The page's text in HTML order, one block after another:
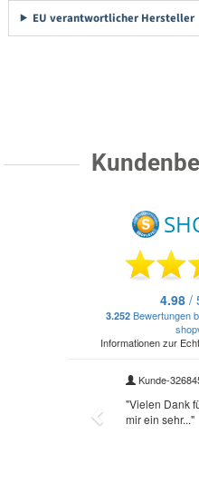
EU verantwortlicher Hersteller